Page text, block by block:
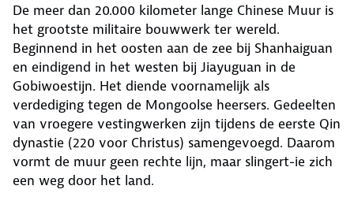
De meer dan 20.000 kilometer lange Chinese Muur is
het grootste militaire bouwwerk ter wereld.
Beginnend in het oosten aan de zee bij Shanhaiguan
en eindigend in het westen bij Jiayuguan in de
Gobiwoestijn. Het diende voornamelijk als
verdediging tegen de Mongoolse heersers. Gedeelten
van vroegere vestingwerken zijn tijdens de eerste Qin
dynastie (220 voor Christus) samengevoegd. Daarom
vormt de muur geen rechte lijn, maar slingert-ie zich
een weg door het land.